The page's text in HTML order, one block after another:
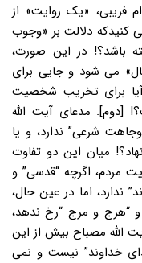
فریبی، «یک روایت» از
کنیدکه دلالت بر «وجوب
باشد؟! در این صورت،
می شود و جایی برای
برای تخریب شخصیت
[دوم]. مدعای آیت الله
شرعی” ندارد، و یا
میان این دو تفاوت
مردم، اگرچه “قدسی” و
ندارد، اما در عین حال،
و “هرج و مرج “رخ ندهد،
الله مصباح بیش از این
خداوند” نیست و نمی